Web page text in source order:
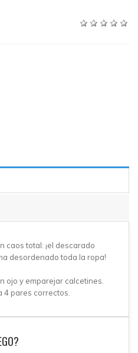
caos total: ¡el descarado
desordenado toda la ropa!
ojo y emparejar calcetines.
4 pares correctos.